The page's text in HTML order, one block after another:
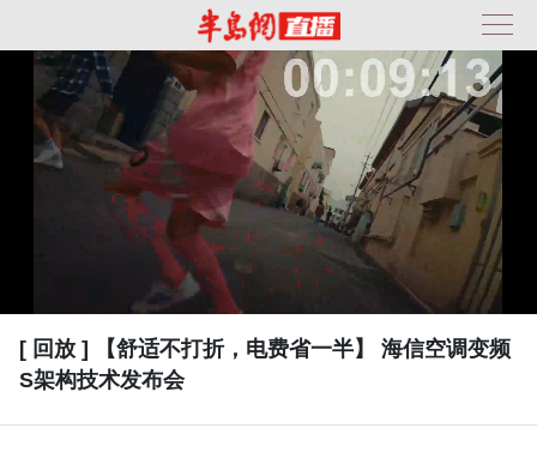
[ 回放 ] 【舒适不打折，电费省一半】 海信空调变频
S架构技术发布会